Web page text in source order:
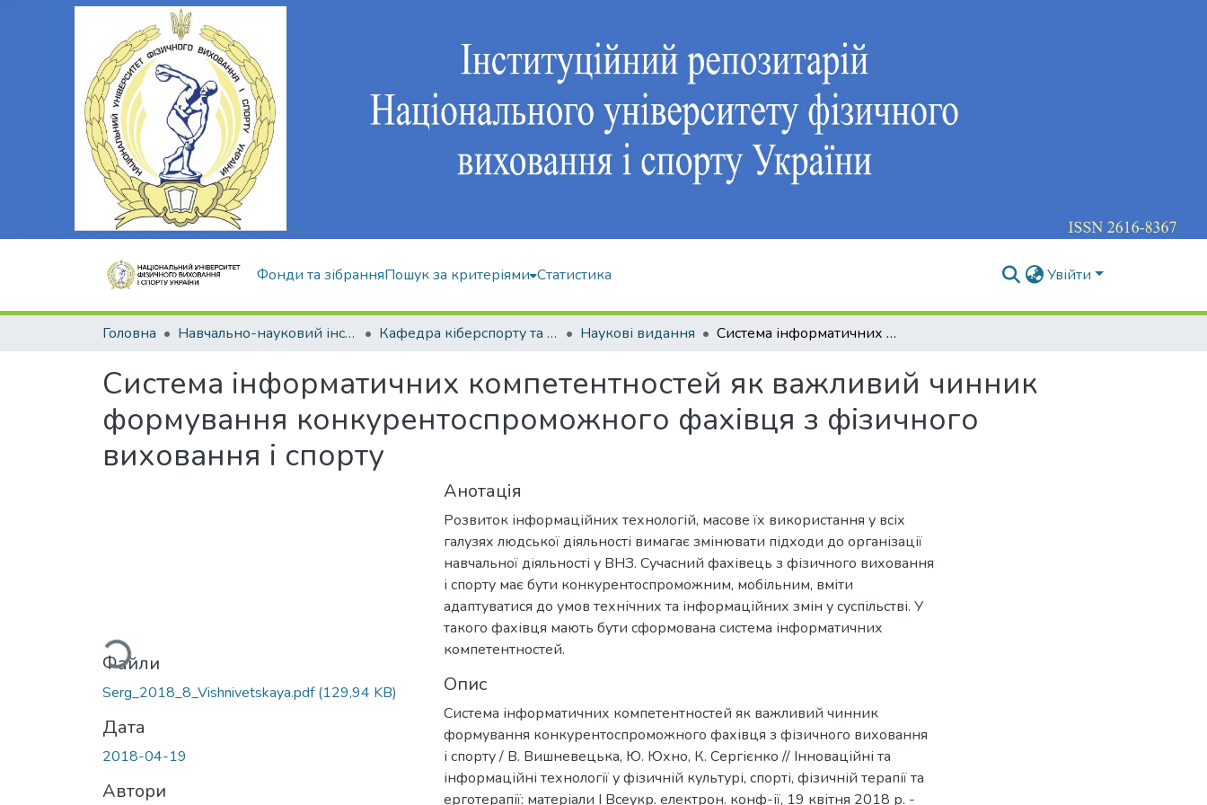
Фонди та зібранняПошук за критеріями Статистика Увійти
Головна Навчально-науковий інститут здоров'я, реабілітації та фізичного виховання Кафедра кіберспорту та інформаційних технологій Наукові видання Система інформатичних компетентностей як важливий чинник формування конкурентоспроможного фахівця з фізичного виховання і спорту
Система інформатичних компетентностей як важливий чинник
формування конкурентоспроможного фахівця з фізичного
виховання і спорту
Вантажиться...
Файли
Serg_2018_8_Vishnivetskaya.pdf(129,94 KB)
Дата
2018-04-19
Автори
Анотація
Розвиток інформаційних технологій, масове їх використання у всіх
галузях людської діяльності вимагає змінювати підходи до організації
навчальної діяльності у ВНЗ. Сучасний фахівець з фізичного виховання
і спорту має бути конкурентоспроможним, мобільним, вміти
адаптуватися до умов технічних та інформаційних змін у суспільстві. У
такого фахівця мають бути сформована система інформатичних
компетентностей.
Опис
Система інформатичних компетентностей як важливий чинник
формування конкурентоспроможного фахівця з фізичного виховання
і спорту / В. Вишневецька, Ю. Юхно, К. Сергієнко // Інноваційні та
інформаційні технології у фізичній культурі, спорті, фізичній терапії та
ерготерапії: матеріали І Всеукр. електрон. конф-ії, 19 квітня 2018 р. -